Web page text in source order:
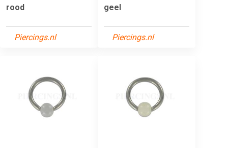
rood
Piercings.nl
geel
Piercings.nl